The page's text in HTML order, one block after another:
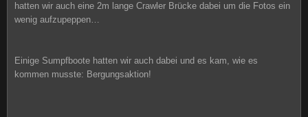
hatten wir auch eine 2m lange Crawler Brücke dabei um die Fotos ein
wenig aufzupeppen…
Einige Sumpfboote hatten wir auch dabei und es kam, wie es
kommen musste: Bergungsaktion!